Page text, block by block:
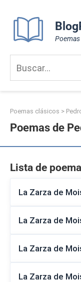
content
Poemas clásicos >
Poemas de
Lista de
La Zarza de
La Zarza de
La Zarza de